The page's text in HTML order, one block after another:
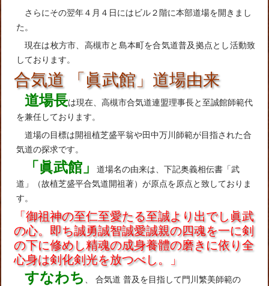
さらにその翌年４月４日にはビル２階に本部道場を開きまし
た。
現在は枚方市、高槻市と島本町を合気道普及拠点とし活動致
しております。
合気道 「眞武館」道場由来
道場長は現在、高槻市合気道連盟理事長と至誠館師範代
を兼任しております。
道場の目標は開祖植芝盛平翁や田中万川師範が目指された合
気道の探求です。
「眞武館」
道場名の由来は、下記奥義相伝書「武
道」（故植芝盛平合気道開祖著）が原点を原点と致しておりま
す。
「御祖神の至仁至愛たる至誠より出でし眞武
の心。 即ち誠勇誠智誠愛誠親の四魂を一に剣
の下に修めし精魂の成身養體の磨きに依り全
心身は剣化剣光を放つべし。」
すなわち
、 合気道 普及を目指して門川繁美師範の